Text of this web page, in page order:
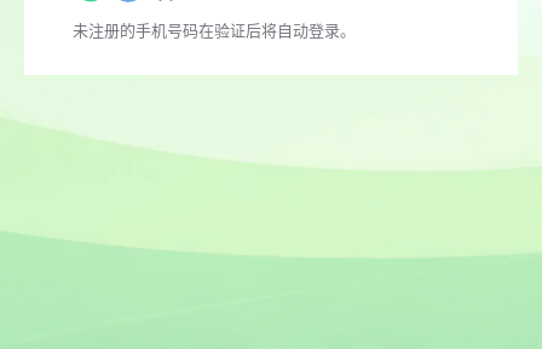
未注册的手机号码在验证后将自动登录。